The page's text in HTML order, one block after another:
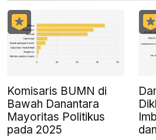
Komisaris BUMN di
Bawah Danantara
Mayoritas Politikus
pada 2025